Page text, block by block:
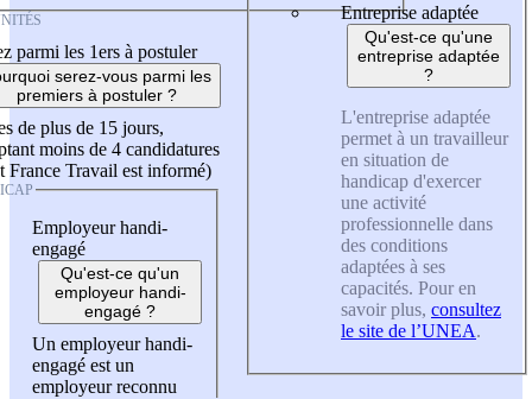
parmi les 1ers à postuler
serez-vous parmi les
premiers à postuler ?
de plus de 15 jours,
moins de 4 candidatures
France Travail est informé)
Employeur handi-
engagé
Qu'est-ce qu'un
employeur handi-
engagé ?
Un employeur handi-
engagé est un
employeur reconnu
Entreprise adaptée
Qu'est-ce qu'une
entreprise adaptée
?
L'entreprise adaptée
permet à un travailleur
en situation de
handicap d'exercer
une activité
professionnelle dans
des conditions
adaptées à ses
capacités. Pour en
savoir plus, consultez
le site de l’UNEA.